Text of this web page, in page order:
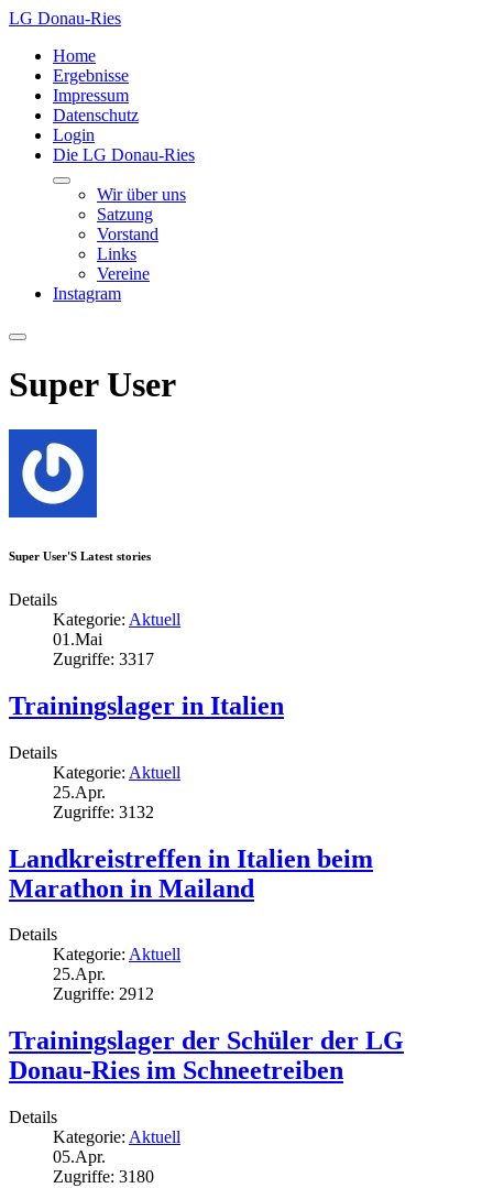
LG Donau-Ries
Home
Ergebnisse
Impressum
Datenschutz
Login
Die LG Donau-Ries
Wir über uns
Satzung
Vorstand
Links
Vereine
Instagram
Super User
Super User'S Latest stories
Details
Kategorie: Aktuell
01.Mai
Zugriffe: 3317
Trainingslager in Italien
Details
Kategorie: Aktuell
25.Apr.
Zugriffe: 3132
Landkreistreffen in Italien beim
Marathon in Mailand
Details
Kategorie: Aktuell
25.Apr.
Zugriffe: 2912
Trainingslager der Schüler der LG
Donau-Ries im Schneetreiben
Details
Kategorie: Aktuell
05.Apr.
Zugriffe: 3180